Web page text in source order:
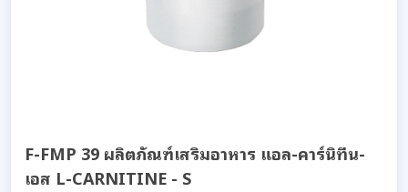
F-FMP 39 ผลิตภัณฑ์เสริมอาหาร แอล-คาร์นิทีน-
เอส L-CARNITINE - S